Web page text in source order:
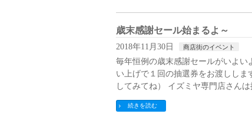
歳末感謝セール始まるよ～
2018年11月30日 商店街のイベント
毎年恒例の歳末感謝セールがいよ
い上げで１回の抽選券をお渡しし
してみてね） イズミヤ専門店さん
続きを読む